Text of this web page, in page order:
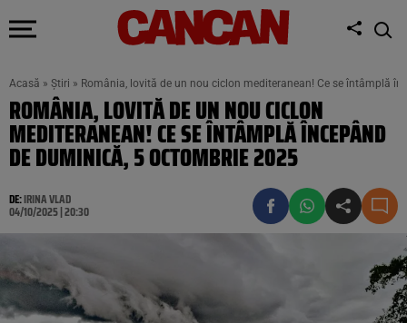
Acasă » Știri » România, lovită de un nou ciclon mediteranean! Ce se întâmplă
ROMÂNIA, LOVITĂ DE UN NOU CICLON
MEDITERANEAN! CE SE ÎNTÂMPLĂ ÎNCEPÂND
DE DUMINICĂ, 5 OCTOMBRIE 2025
DE:IRINA VLAD
04/10/2025 | 20:30